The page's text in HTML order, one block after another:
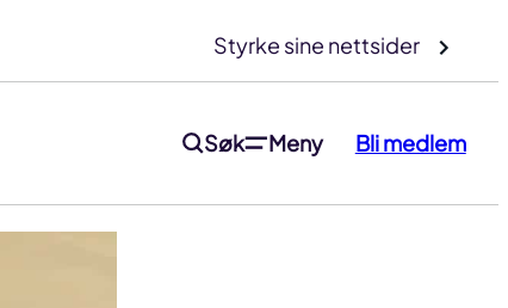
Styrke sine nettsider
Søk Meny Bli medlem